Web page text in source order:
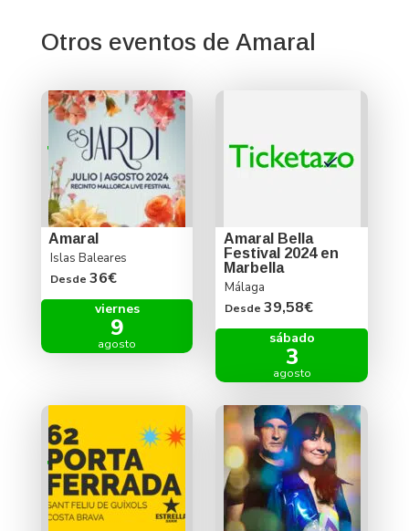
Otros eventos de Amaral
Amaral
Islas Baleares
Desde 36€
viernes
9
agosto
Amaral Bella
Festival 2024 en
Marbella
Málaga
Desde 39,58€
sábado
3
agosto